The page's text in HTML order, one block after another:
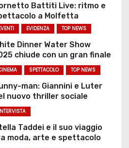
Battiti Live: ritmo e
a Molfetta
EVIDENZA TOP NEWS
Dinner Water Show
chiude con un gran finale
SPETTACOLO TOP NEWS
man: Giannini e Luter
nuovo thriller sociale
Taddei e il suo viaggio
moda, arte e spettacolo